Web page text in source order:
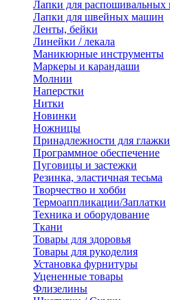
Лапки для
Лапки для швейных машин
Ленты, бейки
Линейки / лекала
Маникюрные инструменты
Маркеры и карандаши
Молнии
Наперстки
Нитки
Новинки
Ножницы
Принадлежности для глажки
Программное обеспечение
Пуговицы и застежки
Резинка, эластичная тесьма
Творчество и хобби
Термоаппликации/Заплатки
Техника и оборудование
Ткани
Товары для здоровья
Товары для рукоделия
Установка фурнитуры
Уцененные товары
Флизелины